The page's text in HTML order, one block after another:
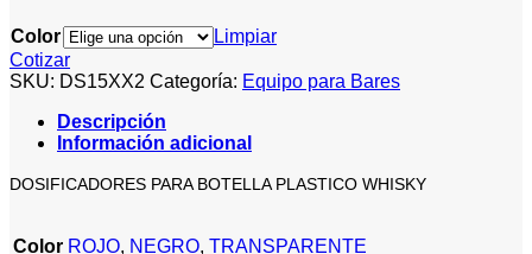
Color
Limpiar
Cotizar
SKU: DS15XX2 Categoría: Equipo para Bares
Descripción
Información adicional
DOSIFICADORES PARA BOTELLA PLASTICO WHISKY
Color ROJO, NEGRO, TRANSPARENTE